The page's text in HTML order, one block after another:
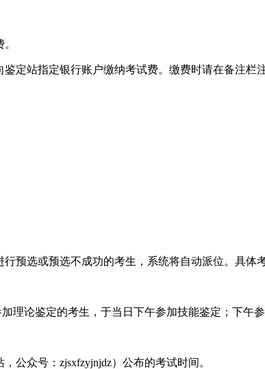
定站指定银行账户缴纳考试费。缴费时请在备注
预选或预选不成功的考生，系统将自动派位。具体
理论鉴定的考生，于当日下午参加技能鉴定；下午
公众号：zjsxfzyjnjdz）公布的考试时间。